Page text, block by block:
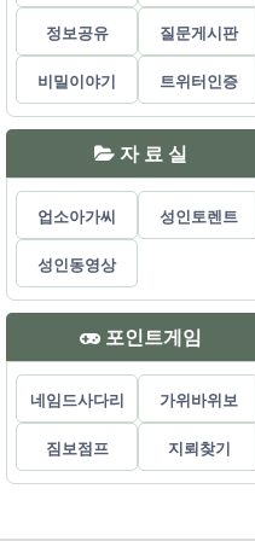
정보공유 질문게시판
비밀이야기 트위터인증
자 료 실
업소아가씨 성인토렌트
성인동영상
포인트게임
네임드사다리 가위바위보
짐보점프 지뢰찾기